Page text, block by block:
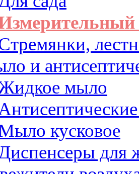
и
мыло
кусковое
для